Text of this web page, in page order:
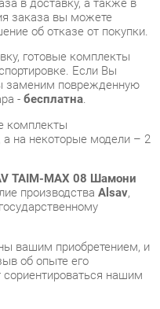
поврежденную
-бесплатна.
на некоторые модели – 2
MAX 08 Шамони
вашим приобретением, и
об опыте его
нашим
вы можете по
мессенджеры
между собой в